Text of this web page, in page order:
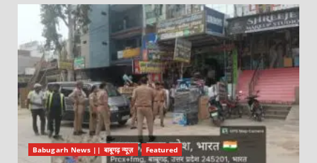
Babugarh News || बाबूगढ़ न्यूज़ Featured